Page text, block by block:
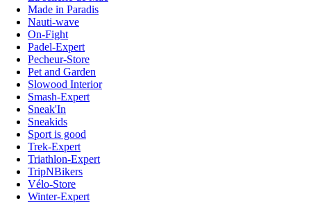
Made in Paradis
Nauti-wave
On-Fight
Padel-Expert
Pecheur-Store
Pet and Garden
Slowood Interior
Smash-Expert
Sneak'In
Sneakids
Sport is good
Trek-Expert
Triathlon-Expert
TripNBikers
Vélo-Store
Winter-Expert